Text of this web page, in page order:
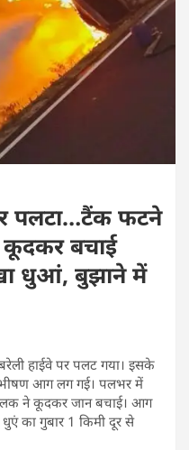
पलटा…टैंक फटने
कूदकर बचाई
धुआं, बुझाने में
हाईवे पर पलट गया। इसके
आग लग गई। पलभर में
ने कूदकर जान बचाई। आग
का गुबार 1 किमी दूर से